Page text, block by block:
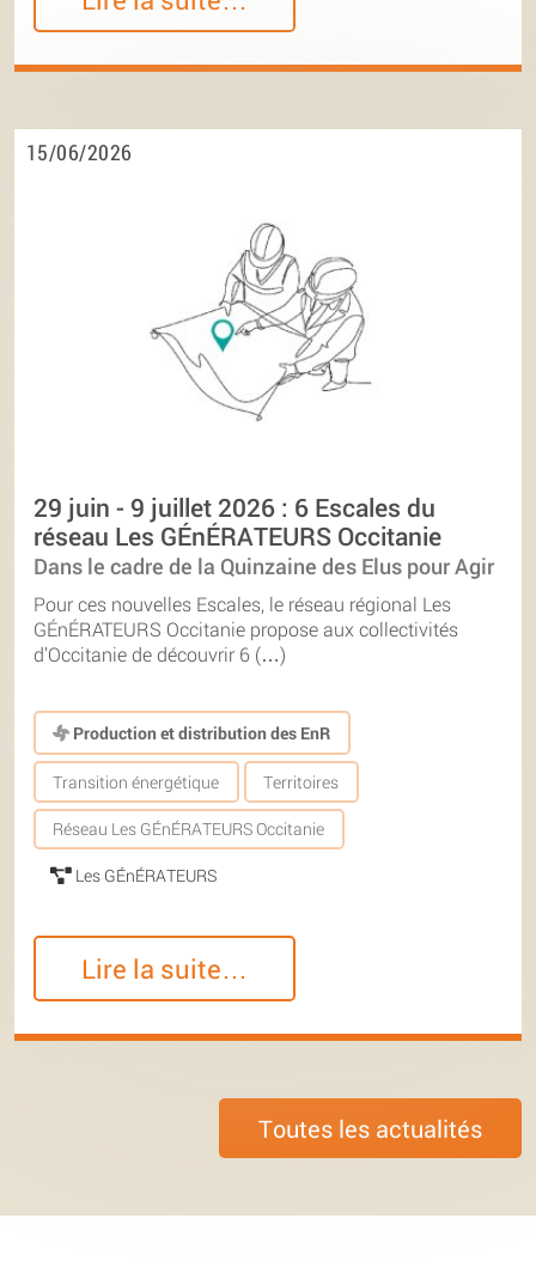
15/06/2026
29 juin - 9 juillet 2026 : 6 Escales du
réseau Les GÉnÉRATEURS Occitanie
Dans le cadre de la Quinzaine des Elus pour Agir
Pour ces nouvelles Escales, le réseau régional Les
GÉnÉRATEURS Occitanie propose aux collectivités
d’Occitanie de découvrir 6 (…)
Production et distribution des EnR
Transition énergétique Territoires
Réseau Les GÉnÉRATEURS Occitanie
Les GÉnÉRATEURS
Lire la suite…
Toutes les actualités